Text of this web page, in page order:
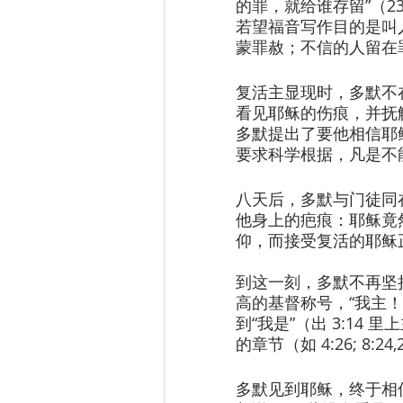
的罪，就给谁存留”（
若望福音写作目的是
蒙罪赦；不信的人留
复活主显现时，多默
看见耶稣的伤痕，并
多默提出了要他相信
要求科学根据，凡是
八天后，多默与门徒
他身上的疤痕：耶稣
仰，而接受复活的耶
到这一刻，多默不再
高的基督称号，“我主
到“我是”（出 3:14 里
的章节（如 4:26;
多默见到耶稣，终于